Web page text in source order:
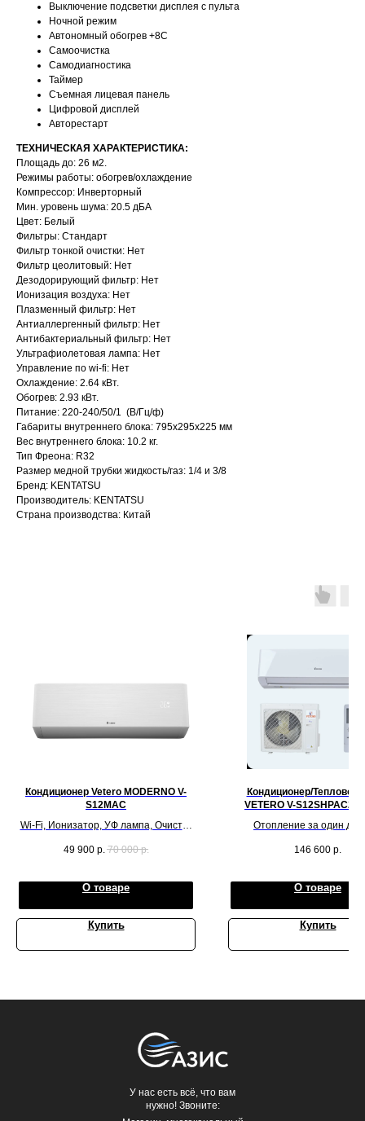
Выключение подсветки дисплея с пульта
Ночной режим
Автономный обогрев +8C
Самоочистка
Самодиагностика
Таймер
Съемная лицевая панель
Цифровой дисплей
Авторестарт
ТЕХНИЧЕСКАЯ ХАРАКТЕРИСТИКА:
Площадь до: 26 м2.
Режимы работы: обогрев/охлаждение
Компрессор: Инверторный
Мин. уровень шума: 20.5 дБА
Цвет: Белый
Фильтры: Cтандарт
Фильтр тонкой очистки: Нет
Фильтр цеолитовый: Нет
Дезодорирующий фильтр: Нет
Ионизация воздуха: Нет
Плазменный фильтр: Нет
Антиаллергенный фильтр: Нет
Антибактериальный фильтр: Нет
Ультрафиолетовая лампа: Нет
Управление по wi-fi: Нет
Охлаждение: 2.64 кВт.
Обогрев: 2.93 кВт.
Питание: 220-240/50/1 (В/Гц/ф)
Габариты внутреннего блока: 795x295x225 мм
Вес внутреннего блока: 10.2 кг.
Тип Фреона: R32
Размер медной трубки жидкость/газ: 1/4 и 3/8
Бренд: KENTATSU
Производитель: KENTATSU
Страна производства: Китай
Кондиционер Vetero MODERNO V-
S12MAC
Wi-Fi, Ионизатор, УФ лампа, Очистка
инвертор
49 900 р. 70 000 р.
О товаре
Купить
Кондиционер/Тепловой
VETERO V-S12SHPAC2S
Отопление за один
метров квадратных
146 600 р.
О товаре
Купить
У нас есть всё, что вам
нужно! Звоните: